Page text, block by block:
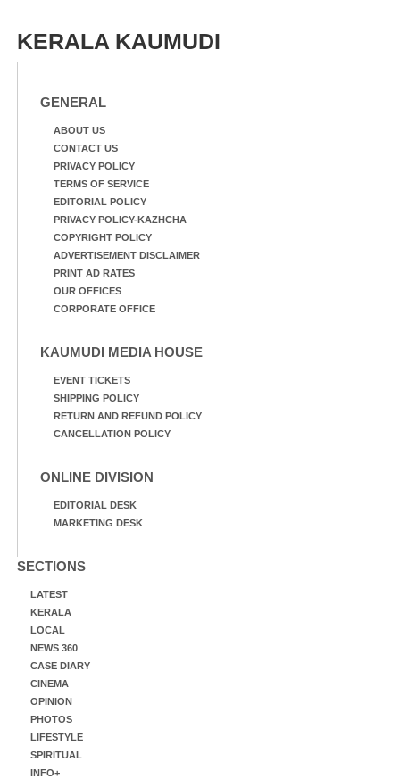
KERALA KAUMUDI
GENERAL
ABOUT US
CONTACT US
PRIVACY POLICY
TERMS OF SERVICE
EDITORIAL POLICY
PRIVACY POLICY-KAZHCHA
COPYRIGHT POLICY
ADVERTISEMENT DISCLAIMER
PRINT AD RATES
OUR OFFICES
CORPORATE OFFICE
KAUMUDI MEDIA HOUSE
EVENT TICKETS
SHIPPING POLICY
RETURN AND REFUND POLICY
CANCELLATION POLICY
ONLINE DIVISION
EDITORIAL DESK
MARKETING DESK
SECTIONS
LATEST
KERALA
LOCAL
NEWS 360
CASE DIARY
CINEMA
OPINION
PHOTOS
LIFESTYLE
SPIRITUAL
INFO+